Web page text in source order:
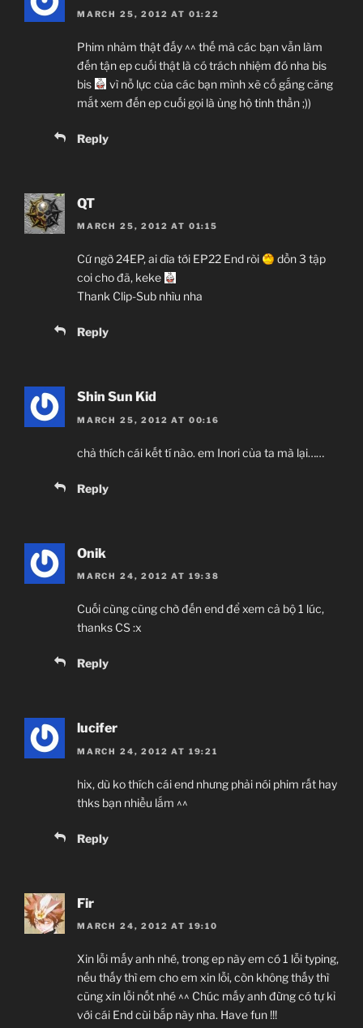
MARCH 25, 2012 AT 01:22
Phim nhảm thật đấy ^^ thế mà các bạn vẫn làm
đến tận ep cuối thật là có trách nhiệm đó nha bis
bis
vì nỗ lực của các bạn mình xẽ cố gắng căng
mắt xem đến ep cuối gọi là ủng hộ tinh thần ;))
Reply
QT
MARCH 25, 2012 AT 01:15
Cứ ngỡ 24EP, ai dìa tới EP22 End ròi
dồn 3 tập
coi cho đã, keke
Thank Clip-Sub nhìu nha
Reply
Shin Sun Kid
MARCH 25, 2012 AT 00:16
chả thích cái kết tí nào. em Inori của ta mà lại……
Reply
Onik
MARCH 24, 2012 AT 19:38
Cuối cùng cũng chờ đến end để xem cả bộ 1 lúc,
thanks CS :x
Reply
lucifer
MARCH 24, 2012 AT 19:21
hix, dù ko thích cái end nhưng phải nói phim rất hay
thks bạn nhiều lắm ^^
Reply
Fir
MARCH 24, 2012 AT 19:10
Xin lỗi mấy anh nhé, trong ep này em có 1 lỗi typing,
nếu thấy thì em cho em xin lỗi, còn không thấy thì
cũng xin lỗi nốt nhé ^^ Chúc mấy anh đừng có tự kỉ
với cái End cùi bắp này nha. Have fun !!!